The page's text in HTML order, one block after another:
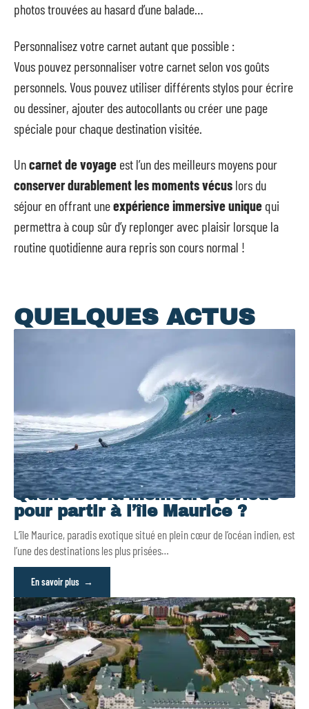
photos trouvées au hasard d’une balade…
Personnalisez votre carnet autant que possible :
Vous pouvez personnaliser votre carnet selon vos goûts
personnels. Vous pouvez utiliser différents stylos pour écrire
ou dessiner, ajouter des autocollants ou créer une page
spéciale pour chaque destination visitée.
Uncarnet de voyage est l’un des meilleurs moyens pour
conserver durablement les moments vécus lors du
séjour en offrant uneexpérience immersive unique qui
permettra à coup sûr d’y replonger avec plaisir lorsque la
routine quotidienne aura repris son cours normal !
QUELQUES ACTUS
Quelle est la meilleure période
pour partir à l’île Maurice ?
L’île Maurice, paradis exotique situé en plein cœur de l’océan indien, est
l’une des destinations les plus prisées…
En savoir plus